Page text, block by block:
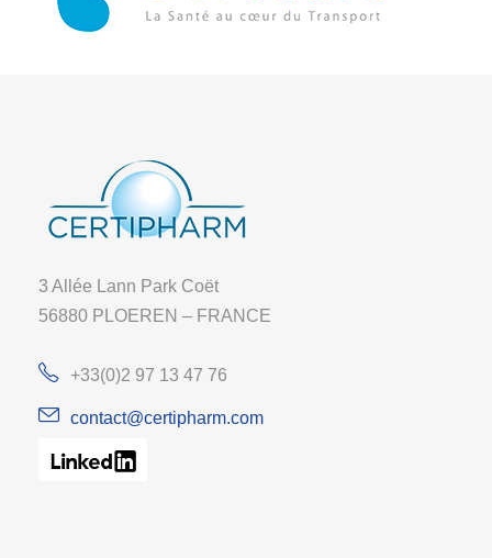
3 Allée Lann Park Coët
56880 PLOEREN – FRANCE
+33(0)2 97 13 47 76
contact@certipharm.com